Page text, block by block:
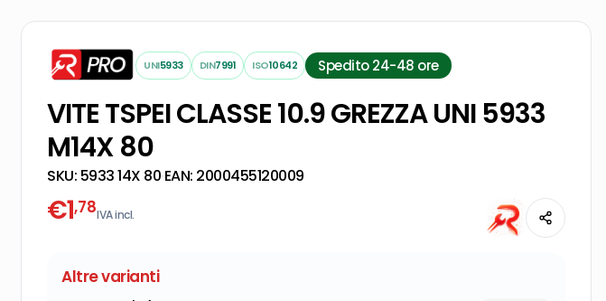
UNI5933 DIN7991 ISO10642 Spedito 24-48 ore
VITE TSPEI CLASSE 10.9 GREZZA UNI 5933
M14X 80
SKU: 5933 14X 80 EAN: 2000455120009
€1,78IVA incl.
Altre varianti